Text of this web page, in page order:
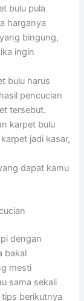
bulu pula
harganya
bingung,
ingin
bulu harus
pencucian
tersebut.
karpet bulu
jadi kasar,
dapat kamu
dengan
bakal
mesti
sama sekali
berikutnya